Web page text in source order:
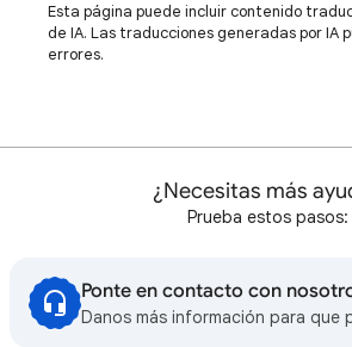
Esta página puede incluir contenido
de IA. Las traducciones generadas por IA
errores.
¿Necesitas más
Prueba estos pasos:
Ponte en contacto con
Danos más información para que